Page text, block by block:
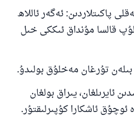
پاكىتلاردىن: ئەگەر ئاللاھ
قالسا مۇنداق ئىككى خىل
بىلەن تۇرغان مەخلۇق بولىدۇ.
ئايرىلغان، يىراق بولغان
ئوچۇق ئاشكارا كۇپىرلىقتۇر.